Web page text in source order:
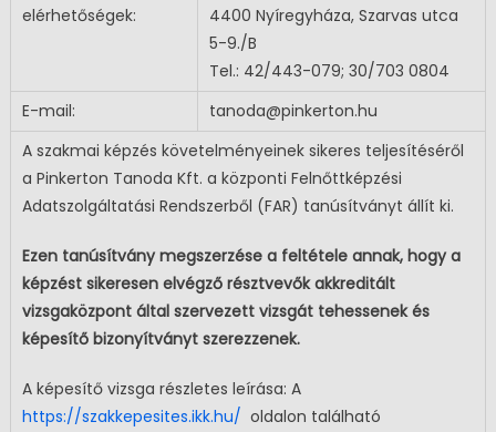
elérhetőségek:
4400 Nyíregyháza, Szarvas utca
5-9./B
Tel.: 42/443-079; 30/703 0804
E-mail:
tanoda@pinkerton.hu
A szakmai képzés követelményeinek sikeres teljesítéséről
a Pinkerton Tanoda Kft. a központi Felnőttképzési
Adatszolgáltatási Rendszerből (FAR) tanúsítványt állít ki.
Ezen tanúsítvány megszerzése a feltétele annak, hogy a
képzést sikeresen elvégző résztvevők akkreditált
vizsgaközpont által szervezett vizsgát tehessenek és
képesítő bizonyítványt szerezzenek.
A képesítő vizsga részletes leírása: A
https://szakkepesites.ikk.hu/ oldalon található